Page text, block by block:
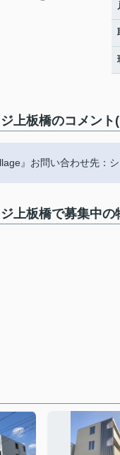
上板橋のコメン
』お問い合わせ先：
上板橋で募集中の